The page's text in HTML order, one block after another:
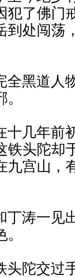
犯了佛门
到处闯荡
黑道人
几年前
铁头陀却
九宫山，
涛一见
陀交过